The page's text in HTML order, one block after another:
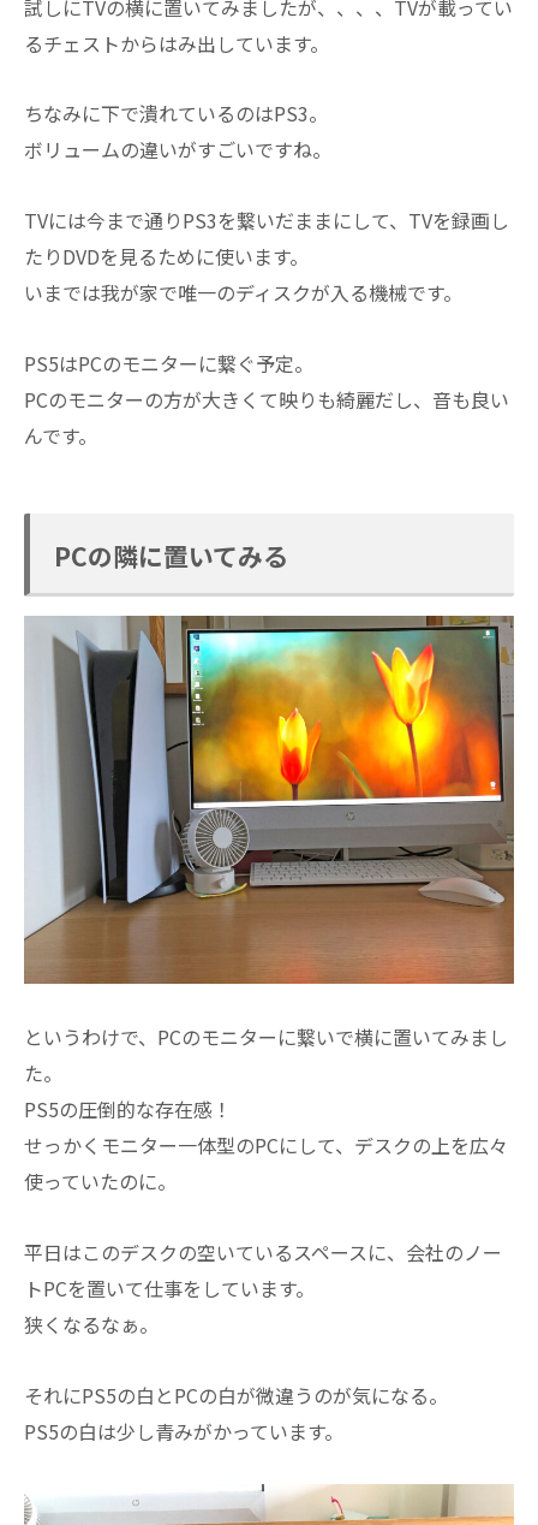
試しにTVの横に置いてみましたが、、、、TVが載ってい
るチェストからはみ出しています。
ちなみに下で潰れているのはPS3。
ボリュームの違いがすごいですね。
TVには今まで通りPS3を繋いだままにして、TVを録画し
たりDVDを見るために使います。
いまでは我が家で唯一のディスクが入る機械です。
PS5はPCのモニターに繋ぐ予定。
PCのモニターの方が大きくて映りも綺麗だし、音も良い
んです。
PCの隣に置いてみる
というわけで、PCのモニターに繋いで横に置いてみまし
た。
PS5の圧倒的な存在感！
せっかくモニター一体型のPCにして、デスクの上を広々
使っていたのに。
平日はこのデスクの空いているスペースに、会社のノー
トPCを置いて仕事をしています。
狭くなるなぁ。
それにPS5の白とPCの白が微違うのが気になる。
PS5の白は少し青みがかっています。